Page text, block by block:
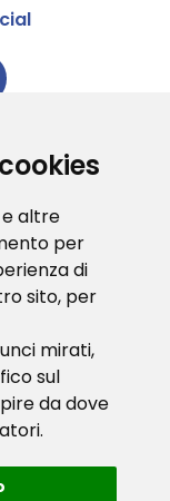
e altre
per
di
sito, per
mirati,
sul
da dove
in
la
Sicurezza•